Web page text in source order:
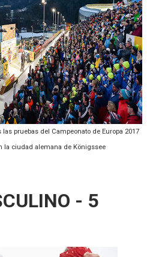
nueva monarca
League 2026 - Las Utah
slalom 2026 (Oklahoma City,
2026 - Tadej Pogacar
2026 - Lando Norris consigue
pruebas del Campeonato de Europa 2017
la ciudad alemana de Königssee
- 5